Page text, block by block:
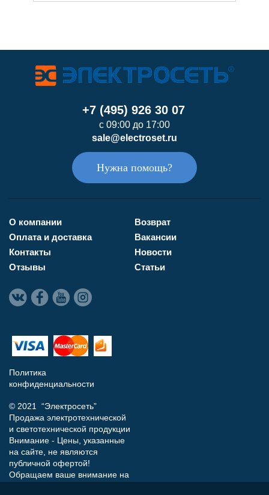
+7 (495) 926 30 07
с 09:00 до 17:00
sale@electroset.ru
Нужна помощь?
О компании
Оплата и доставка
Контакты
Отзывы
Возврат
Вакансии
Новости
Статьи
Политика
конфиденциальности
© 2021 “Электросеть”
Продажа электротехнической
и светотехнической продукции
Внимание - Цены, указанные
на сайте, не являются
публичной офертой!
Обращаем ваше внимание на